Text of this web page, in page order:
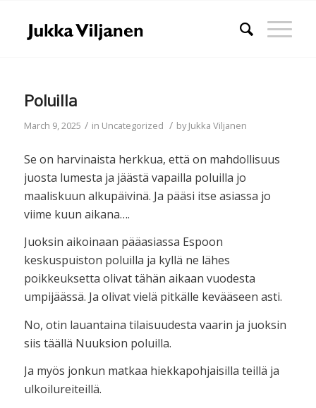
Poluilla
March 9, 2025 / in Uncategorized / byJukka Viljanen
Se on harvinaista herkkua, että on mahdollisuus
juosta lumesta ja jäästä vapailla poluilla jo
maaliskuun alkupäivinä. Ja pääsi itse asiassa jo
viime kuun aikana….
Juoksin aikoinaan pääasiassa Espoon
keskuspuiston poluilla ja kyllä ne lähes
poikkeuksetta olivat tähän aikaan vuodesta
umpijäässä. Ja olivat vielä pitkälle kevääseen asti.
No, otin lauantaina tilaisuudesta vaarin ja juoksin
siis täällä Nuuksion poluilla.
Ja myös jonkun matkaa hiekkapohjaisilla teillä ja
ulkoilureiteillä.